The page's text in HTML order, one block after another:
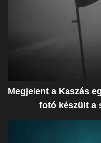
Megjelent a Kaszás
fotó készült a